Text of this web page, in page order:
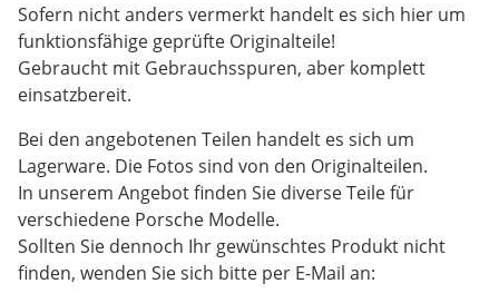
Sofern nicht anders vermerkt handelt es sich hier um
funktionsfähige geprüfte Originalteile!
Gebraucht mit Gebrauchsspuren, aber komplett
einsatzbereit.
Bei den angebotenen Teilen handelt es sich um
Lagerware. Die Fotos sind von den Originalteilen.
In unserem Angebot finden Sie diverse Teile für
verschiedene Porsche Modelle.
Sollten Sie dennoch Ihr gewünschtes Produkt nicht
finden, wenden Sie sich bitte per E-Mail an: